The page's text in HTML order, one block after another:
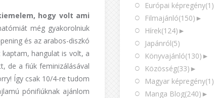
hogy volt ami
még gyakorolniuk
és az arabos-diszkó
hangulat is volt, a
de a fiúk feminizálásával
Így csak 10/4-re tudom
pónifiúknak ajánlom
Európai képregény(1)
Filmajánló(150) ►
Hírek(124) ►
Japánról(5)
Könyvajánló(130) ►
Közösség(33) ►
Magyar képregény(1)
Manga Blog(240) ►